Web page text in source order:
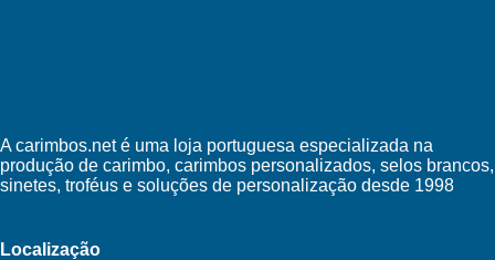
A carimbos.net é uma loja portuguesa especializada na
produção de carimbo, carimbos personalizados, selos brancos,
sinetes, troféus e soluções de personalização desde 1998
Localização